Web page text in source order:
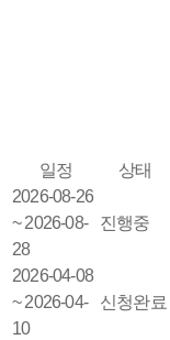
일정 상태
2026-08-26
~ 2026-08-
28
진행중
2026-04-08
~ 2026-04-
10
신청완료